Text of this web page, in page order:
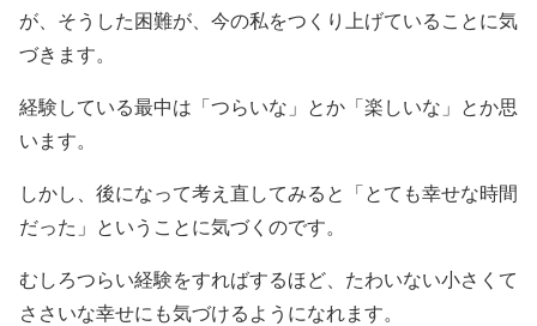
が、そうした困難が、今の私をつくり上げていることに気
づきます。
経験している最中は「つらいな」とか「楽しいな」とか思
います。
しかし、後になって考え直してみると「とても幸せな時間
だった」ということに気づくのです。
むしろつらい経験をすればするほど、たわいない小さくて
ささいな幸せにも気づけるようになれます。